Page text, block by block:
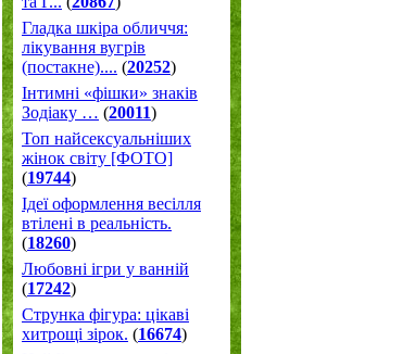
Гладка шкіра обличчя:
лікування вугрів
(постакне).... (20252)
Інтимні «фішки» знаків
Зодіаку … (20011)
Топ найсексуальніших
жінок світу [ФОТО]
(19744)
Ідеї оформлення весілля
втілені в реальність.
(18260)
Любовні ігри у ванній
(17242)
Струнка фігура: цікаві
хитрощі зірок. (16674)